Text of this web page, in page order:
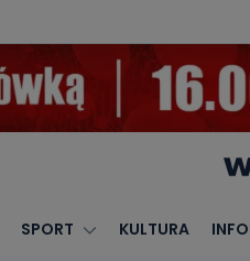
SPORT KULTURA